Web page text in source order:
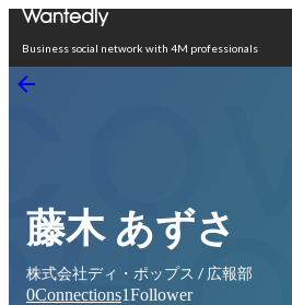
Business social network with 4M professionals
藤木 あずさ
株式会社ディ・ポップス / 広報部
0Connections1Follower